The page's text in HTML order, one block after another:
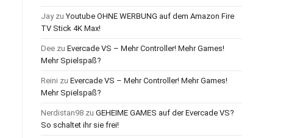
JayzuYoutube OHNE WERBUNG auf dem Amazon Fire
TV Stick 4K Max!
Dee zu Evercade VS – Mehr Controller! Mehr Games!
Mehr Spielspaß?
Reini zu Evercade VS – Mehr Controller! Mehr Games!
Mehr Spielspaß?
Nerdistan98 zu GEHEIME GAMES auf der Evercade VS?
So schaltet ihr sie frei!